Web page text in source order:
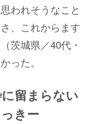
われそうなこと
、これからます
茨城県／40代・
った。
留まらない
きー